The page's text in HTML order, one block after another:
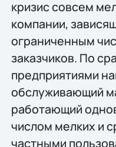
кризис совсем
компании,
ограниченным
заказчиков. По
предприятиями
обслуживающий
работающий
числом мелких и
частными